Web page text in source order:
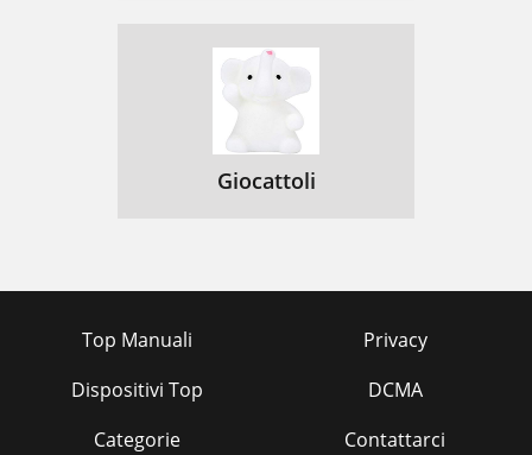
Giocattoli
Top Manuali
Dispositivi Top
Categorie
Privacy
DCMA
Contattarci